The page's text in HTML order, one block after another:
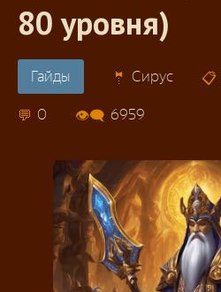
80 уровня)
Гайды Сирус
0 6959